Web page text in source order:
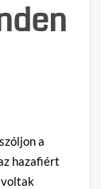
a
hazafiért
voltak